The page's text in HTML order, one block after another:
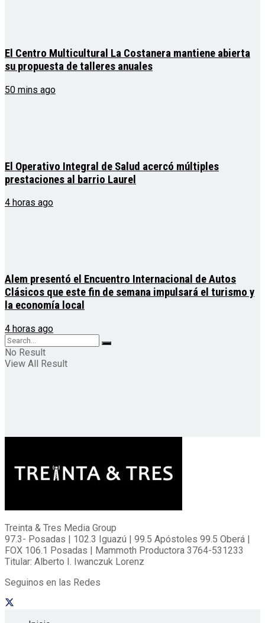
El Centro Multicultural La Costanera mantiene abierta
su propuesta de talleres anuales
50 mins ago
El Operativo Integral de Salud acercó múltiples
prestaciones al barrio Laurel
4 horas ago
Alem presentó el Encuentro Internacional de Autos
Clásicos que este fin de semana impulsará el turismo y
la economía local
4 horas ago
No Result
View All Result
Treinta & Tres Media Group
97.3- Posadas | 102.3 Iguazú | 99.5 Apóstoles 99.5 Oberá |
FOX 106.1 Posadas | Mammoth Productora 3764-531233
Titular: Alberto I. Iwanczuk Lorenz
Seguinos en las Redes